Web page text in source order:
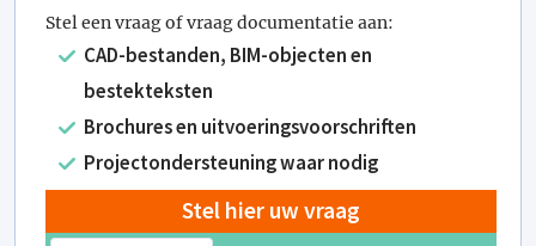
Stel een vraag of vraag documentatie aan:
CAD-bestanden, BIM-objecten en
bestekteksten
Brochures en uitvoeringsvoorschriften
Projectondersteuning waar nodig
Stel hier uw vraag